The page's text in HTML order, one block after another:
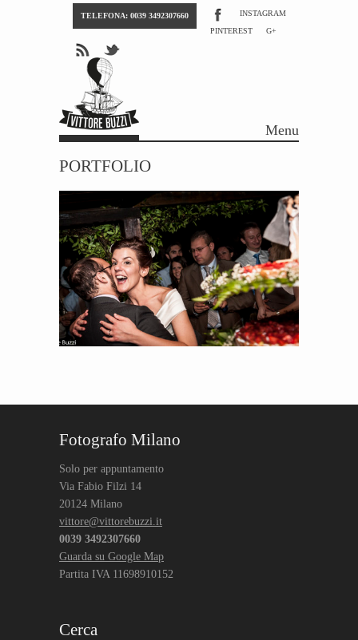
TELEFONA: 0039 3492307660
INSTAGRAM
PINTEREST
G+
Menu
PORTFOLIO
Post navigation
Fotografo Milano
Solo per appuntamento
Via Fabio Filzi 14
20124 Milano
vittore@vittorebuzzi.it
0039 3492307660
Guarda su Google Map
Partita IVA 11698910152
Cerca